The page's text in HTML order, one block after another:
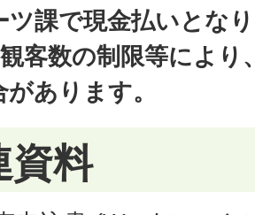
ツ課で現金払いとな
客数の制限等により
があります。
資料